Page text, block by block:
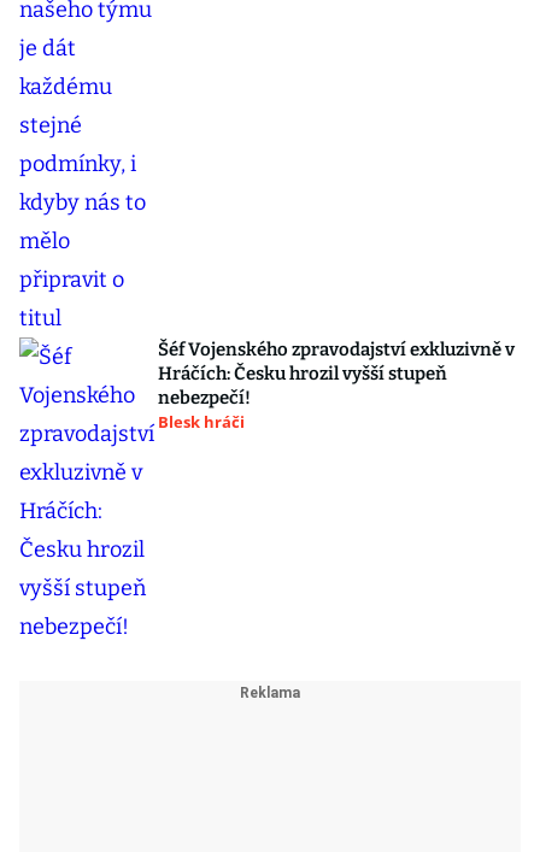
Šéf Vojenského zpravodajství exkluzivně v
Hráčích: Česku hrozil vyšší stupeň
nebezpečí!
Blesk hráči